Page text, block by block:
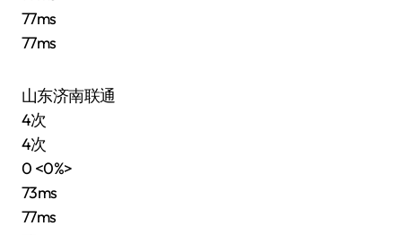
77ms
77ms
山东济南联通
4次
4次
0 <0%>
73ms
77ms